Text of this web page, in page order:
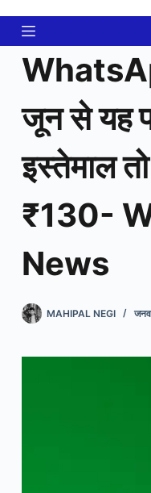
content
जून से यह
इस्तेमाल तो
₹130-
News
MAHIPAL NEGI